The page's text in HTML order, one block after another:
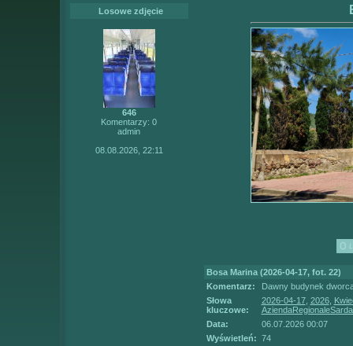
Losowe zdjęcie
646
Komentarzy: 0
admin
08.08.2026, 22:11
Bosa Marina (2026-04-17, fot. 22)
Komentarz:
Dawny budynek
Słowa
kluczowe:
2026-04-17, 2026,
Data:
06.07.2026 00:07
Wyświetleń: 74